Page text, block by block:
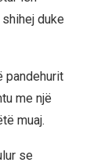
duke
pandehurit
me një
muaj.
se